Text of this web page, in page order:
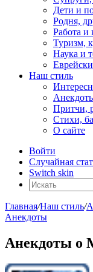
Дети и
Родня,
Работа и
Туризм,
Наука и
Наш стиль
Притчи,
Стихи,
О сайте
Войти
Случайная
Switch skin
Главная/Наш стиль/
Анекдоты
Анекдоты о